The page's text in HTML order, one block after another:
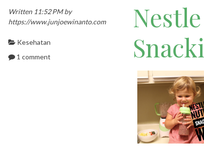
Written 11:52 PM by
https://www.junjoewinanto.com
Kesehatan
1 comment